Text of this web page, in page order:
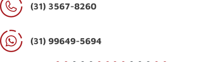
(31) 3567-8260
(31) 99649-5694